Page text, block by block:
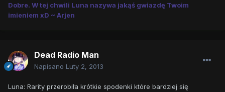
Dobre. W tej chwili Luna nazywa jakąś gwiazdę Twoim
imieniem xD ~ Arjen
Dead Radio Man
Napisano Luty 2, 2013
Luna: Rarity przerobiła krótkie spodenki które bardziej się